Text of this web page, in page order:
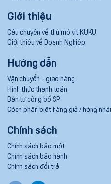
Giới thiệu
Câu chuyện về thú mỏ vịt KUKU
Giới thiệu về Doanh Nghiệp
Hướng dẫn
Vận chuyển - giao hàng
Hình thức thanh toán
Bản tự công bố SP
Cách phân biệt hàng giả / hàng nhái
Chính sách
Chính sách bảo mật
Chính sách bảo hành
Chính sách đổi trả